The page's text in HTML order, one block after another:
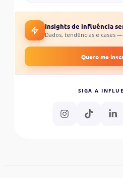
Insights de influência
Dados, tendências e cases
Quero me
SIGA A